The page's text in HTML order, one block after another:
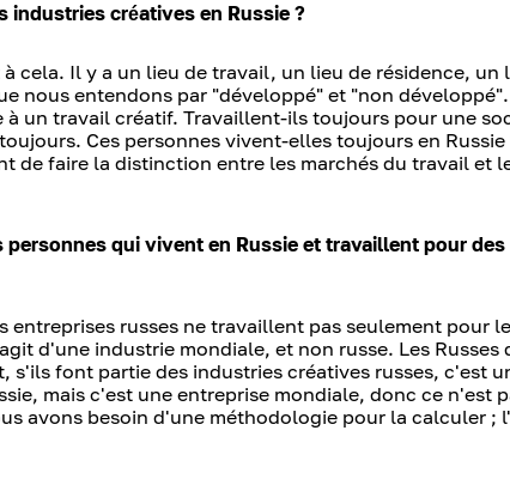
industries créatives en Russie ?
cela. Il y a un lieu de travail, un lieu de résidence, un
nous entendons par "développé" et "non
un travail créatif. Travaillent-ils toujours pour une
Ces personnes vivent-elles toujours en Russie
de faire la distinction entre les marchés du travail et
qui vivent en Russie et travaillent pour des
entreprises russes ne travaillent pas seulement pour
d'une industrie mondiale, et non russe. Les Russes
font partie des industries créatives russes, c'est
mais c'est une entreprise mondiale, donc ce n'est
avons besoin d'une méthodologie pour la calculer ;